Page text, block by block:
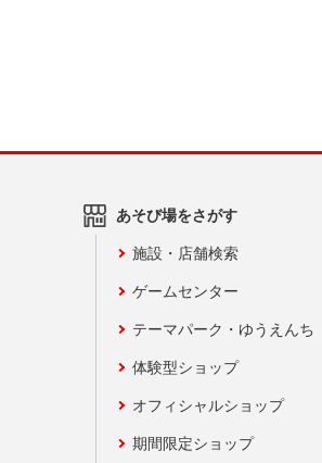
あそび場をさがす
施設・店舗検索
ゲームセンター
テーマパーク・ゆうえんち
体験型ショップ
オフィシャルショップ
期間限定ショップ